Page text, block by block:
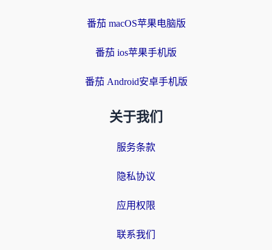
番茄 macOS苹果电脑版
番茄 ios苹果手机版
番茄 Android安卓手机版
关于我们
服务条款
隐私协议
应用权限
联系我们